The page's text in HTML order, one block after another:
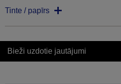
Tinte / papīrs
Bieži uzdotie jautājumi